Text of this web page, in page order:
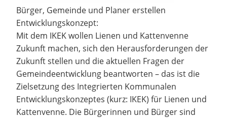
Bürger, Gemeinde und Planer erstellen
Entwicklungskonzept:
Mit dem IKEK wollen Lienen und Kattenvenne
Zukunft machen, sich den Herausforderungen der
Zukunft stellen und die aktuellen Fragen der
Gemeindeentwicklung beantworten – das ist die
Zielsetzung des Integrierten Kommunalen
Entwicklungskonzeptes (kurz: IKEK) für Lienen und
Kattenvenne. Die Bürgerinnen und Bürger sind